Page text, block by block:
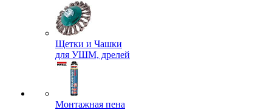
Щетки и Чашки
для УШМ, дрелей
Монтажная пена